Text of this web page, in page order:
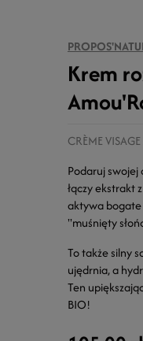
Krem
CRÈME
Podaruj swojej
łączy ekstrakt
aktywa
"muśnięty
To także silny
ujędrnia, a
Ten
BIO!